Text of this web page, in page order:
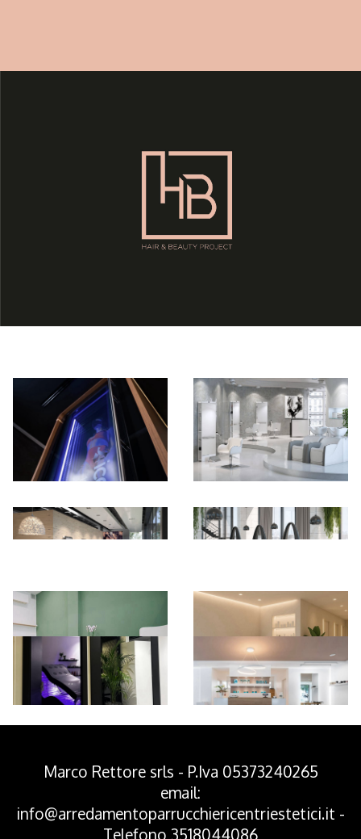
Marco Rettore srls - P.Iva 05373240265
email:
info@arredamentoparrucchiericentriestetici.it -
Telefono 3518044086